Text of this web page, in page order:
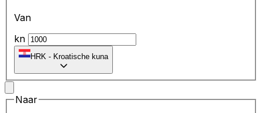
Van
kn
HRK - Kroatische kuna
Naar